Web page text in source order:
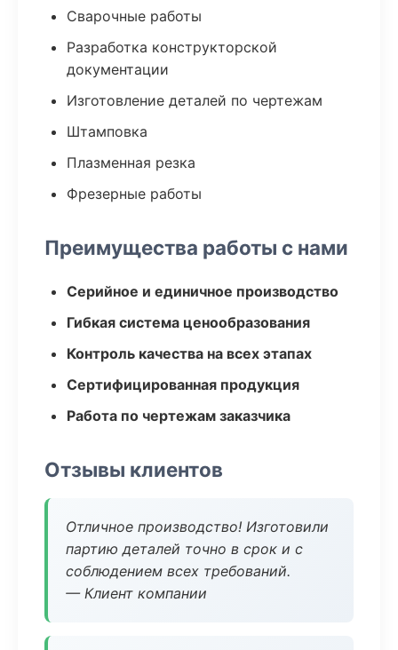
Сварочные работы
Разработка конструкторской
документации
Изготовление деталей по чертежам
Штамповка
Плазменная резка
Фрезерные работы
Преимущества работы с нами
Серийное и единичное производство
Гибкая система ценообразования
Контроль качества на всех этапах
Сертифицированная продукция
Работа по чертежам заказчика
Отзывы клиентов
Отличное производство! Изготовили
партию деталей точно в срок и с
соблюдением всех требований.
— Клиент компании